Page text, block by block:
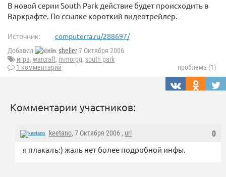
В новой серии South Park действие будет происходить в
Варкрафте. По ссылке короткий видеотрейлер.
Источник: computerra.ru/288697/
Добавил sheller7 Октября 2006
игра, warcraft, mmorpg, south park
1 комментарий
проблема (1)
Комментарии участников:
0
keetano, 7 Октября 2006 , url
я плакалъ:) жаль нет более подробной инфы.